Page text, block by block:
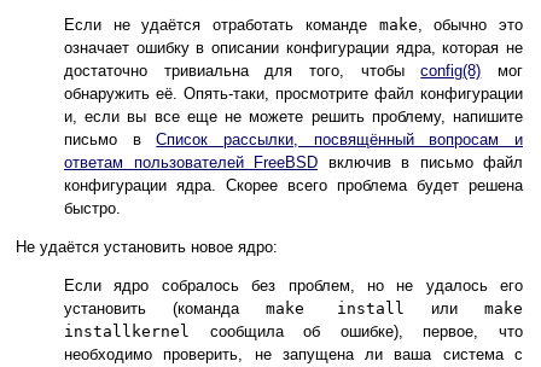
Если не удаётся отработать команде make, обычно это
означает ошибку в описании конфигурации ядра, которая не
достаточно тривиальна для того, чтобыconfig(8) мог
обнаружить её. Опять-таки, просмотрите файл конфигурации
и, если вы все еще не можете решить проблему, напишите
письмо вСписок рассылки, посвящённый вопросам и
ответам пользователей FreeBSD включив в письмо файл
конфигурации ядра. Скорее всего проблема будет решена
быстро.
Не удаётся установить новое ядро:
Если ядро собралось без проблем, но не удалось его
установить (командаmake install илиmake
installkernel сообщила об ошибке), первое, что
необходимо проверить, не запущена ли ваша система с